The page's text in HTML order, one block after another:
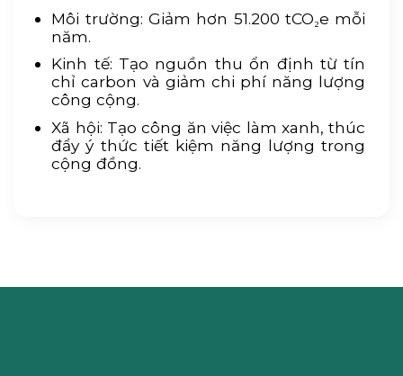
Môi trường: Giảm hơn 51.200 tCO₂e mỗi
năm.
Kinh tế: Tạo nguồn thu ổn định từ tín
chỉ carbon và giảm chi phí năng lượng
công cộng.
Xã hội: Tạo công ăn việc làm xanh, thúc
đẩy ý thức tiết kiệm năng lượng trong
cộng đồng.